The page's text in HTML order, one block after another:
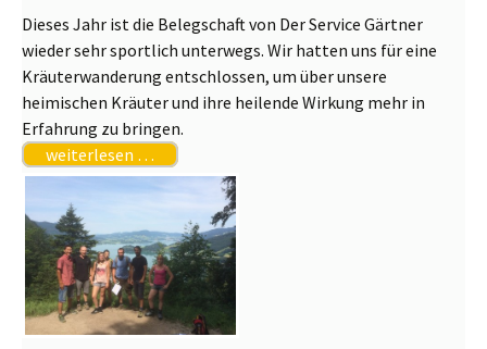
Dieses Jahr ist die Belegschaft von Der Service Gärtner
wieder sehr sportlich unterwegs. Wir hatten uns für eine
Kräuterwanderung entschlossen, um über unsere
heimischen Kräuter und ihre heilende Wirkung mehr in
Erfahrung zu bringen.
weiterlesen …